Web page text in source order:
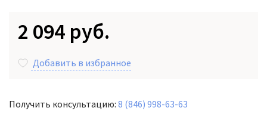
2 094 руб.
Добавить в избранное
Получить консультацию: 8 (846) 998-63-63